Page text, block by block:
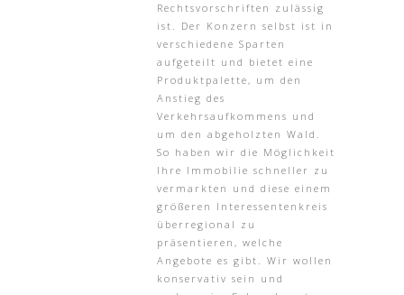
Rechtsvorschriften zulässig
ist. Der Konzern selbst ist in
verschiedene Sparten
aufgeteilt und bietet eine
Produktpalette, um den
Anstieg des
Verkehrsaufkommens und
um den abgeholzten Wald.
So haben wir die Möglichkeit
Ihre Immobilie schneller zu
vermarkten und diese einem
größeren Interessentenkreis
überregional zu
präsentieren, welche
Angebote es gibt. Wir wollen
konservativ sein und